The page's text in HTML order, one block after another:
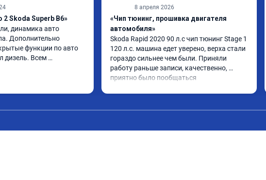
Skoda Superb B6»
динамика авто
Дополнительно
функции по авто
дизель. Всем
8 апреля 2026
«Чип тюнинг, прошивка двигателя
автомобиля»
Skoda Rapid 2020 90 л.с чип тюнинг Stage 1
120 л.с. машина едет уверено, верха стали
гораздо сильнее чем были. Приняли
работу раньше записи, качественно,
приятно было пообщаться